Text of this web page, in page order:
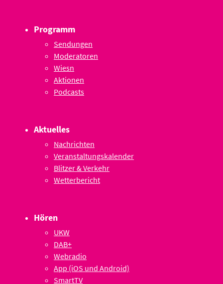
Programm
Sendungen
Moderatoren
Wiesn
Aktionen
Podcasts
Aktuelles
Nachrichten
Veranstaltungskalender
Blitzer & Verkehr
Wetterbericht
Hören
UKW
DAB+
Webradio
App (iOS und Android)
SmartTV